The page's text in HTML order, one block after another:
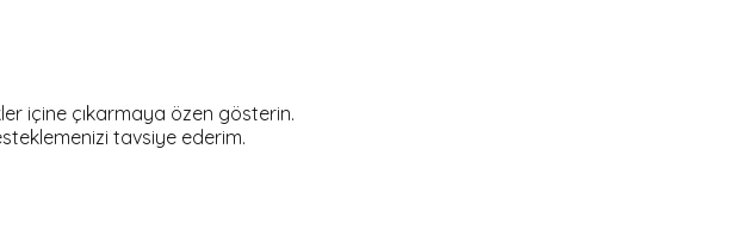
içine çıkarmaya özen gösterin.
tavsiye ederim.